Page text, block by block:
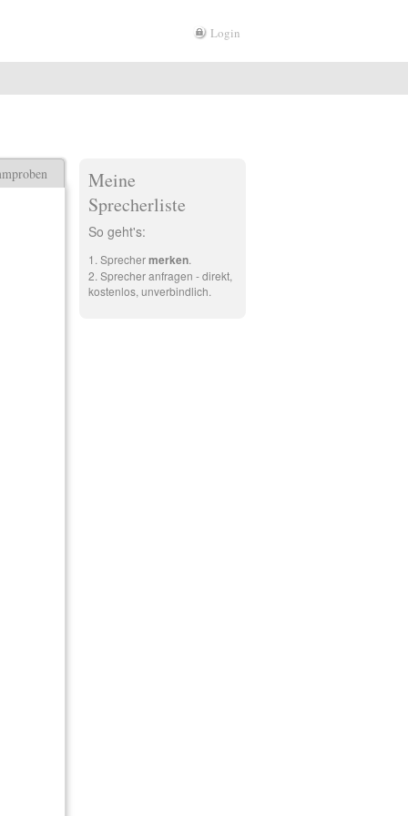
Login
Meine
Sprecherliste
So geht's:
Sprechermerken.
Sprecher anfragen - direkt,
kostenlos, unverbindlich.